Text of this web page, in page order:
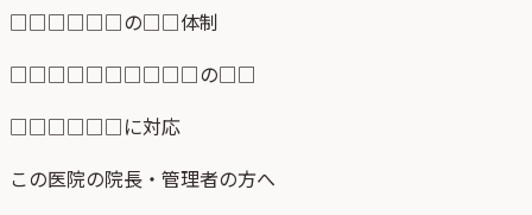
□□□□□□の□□体制
□□□□□□□□□□の□□
□□□□□□に対応
この医院の院長・管理者の方へ